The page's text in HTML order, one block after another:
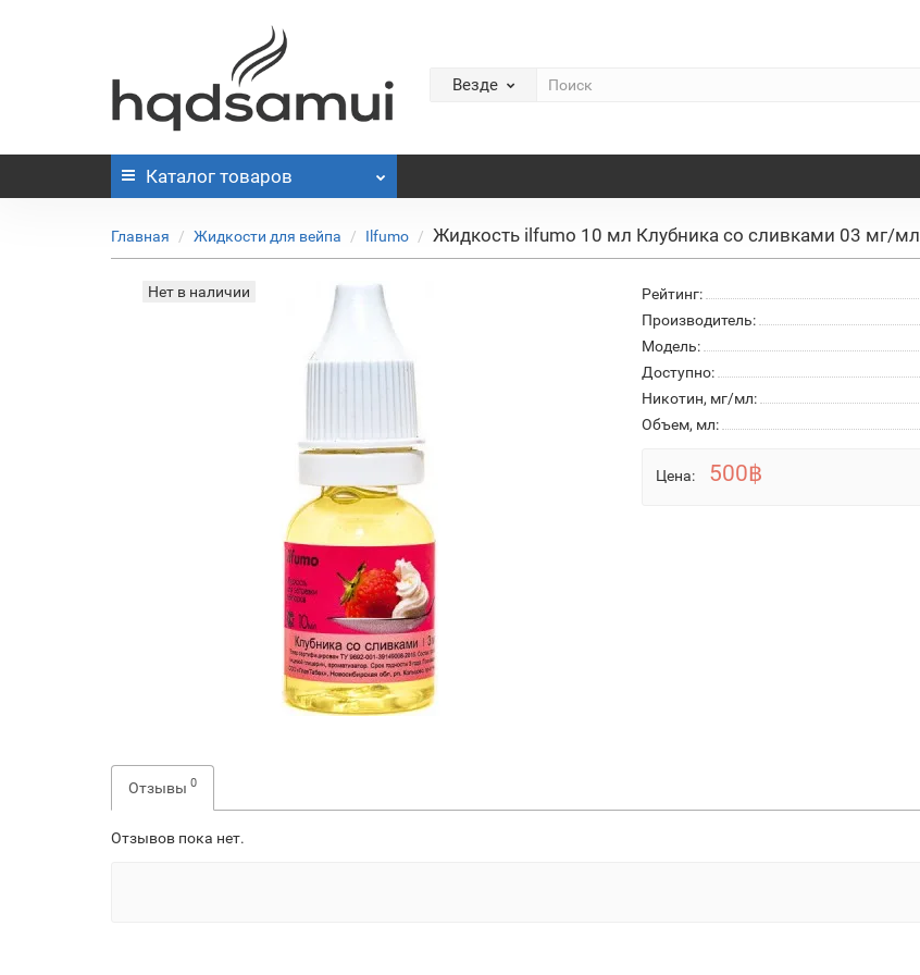
Везде
Каталог товаров
Главная Жидкости для вейпа Ilfumo Жидкость ilfumo 10 мл Клубника со сливками 03 мг/мл
Нет в наличии Рейтинг:
Производитель:
Модель:
Доступно:
Никотин, мг/мл:
Объем, мл:
Цена: 500฿
Отзывы 0
Отзывов пока нет.